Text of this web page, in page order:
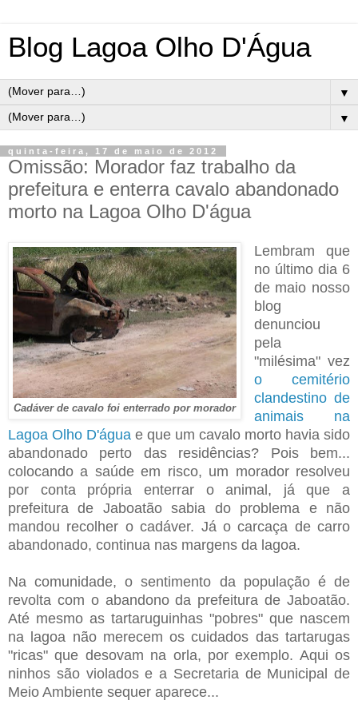
Blog Lagoa Olho D'Água
▼
▼
quinta-feira, 17 de maio de 2012
Omissão: Morador faz trabalho da
prefeitura e enterra cavalo abandonado
morto na Lagoa Olho D'água
Cadáver de cavalo foi enterrado por morador
Lembram que
no último dia 6
de maio nosso
blog
denunciou
pela
"milésima" vez
o cemitério
clandestino de
animais na
Lagoa Olho D'água e que um cavalo morto havia sido
abandonado perto das residências? Pois bem...
colocando a saúde em risco, um morador resolveu
por conta própria enterrar o animal, já que a
prefeitura de Jaboatão sabia do problema e não
mandou recolher o cadáver. Já o carcaça de carro
abandonado, continua nas margens da lagoa.
Na comunidade, o sentimento da população é de
revolta com o abandono da prefeitura de Jaboatão.
Até mesmo as tartaruguinhas "pobres" que nascem
na lagoa não merecem os cuidados das tartarugas
"ricas" que desovam na orla, por exemplo. Aqui os
ninhos são violados e a Secretaria de Municipal de
Meio Ambiente sequer aparece...